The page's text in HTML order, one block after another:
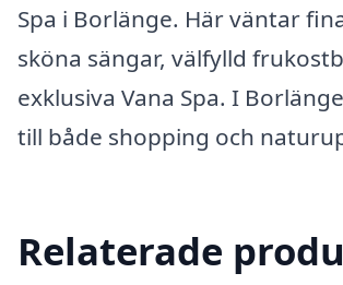
Spa i Borlänge. Här väntar
sköna sängar, välfylld
exklusiva Vana Spa. I
till både shopping och
Relaterade